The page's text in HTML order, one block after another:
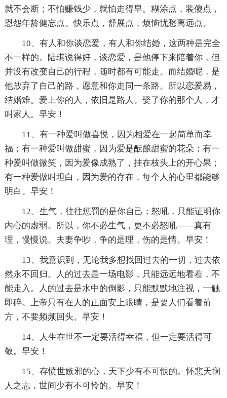
就不会断；不怕赚钱少，就怕走得早。糊涂点，装傻点，
恩怨年龄健忘点。快乐点，舒展点，烦恼忧愁离远点。
10、有人和你谈恋爱，有人和你结婚，这两种是完全
不一样的。陆琪说得好，谈恋爱，是他停下来陪着你，但
并没有改变自己的行程，随时都有可能走。而结婚呢，是
他放弃了自己的路，愿意和你走同一条路。所以恋爱易，
结婚难。爱上你的人，依旧是路人。娶了你的那个人，才
叫家人。早安！
11、有一种爱叫做喜悦，因为相爱在一起简单而幸
福；有一种爱叫做甜蜜，因为爱是酝酿甜蜜的花朵；有一
种爱叫做微笑，因为爱像成熟了，挂在枝头上的开心果；
有一种爱做叫坦白，因为爱的存在，每个人的心里都能够
明白。早安！
12、生气，往往惩罚的是你自己；怒吼，只能证明你
内心的虚弱。所以，你不必生气，更不必怒吼——真有
理，慢慢说。夫妻争吵，争的是理，伤的是情。早安！
13、我意识到，无论我多想找回过去的一切，过去依
然永不回归。人的过去是一场电影，只能远远地看着，不
能走入。人的过去是水中的倒影，只能默默地注视，一触
即碎。上帝只有在人的正面安上眼睛，是要人们看着前
方，不要频频回头。早安！
14、人生在世不一定要活得幸福，但一定要活得可
敬。早安！
15、存愤世嫉邪的心，天下少有不可恨的。怀悲天悯
人之志，世间少有不可怜的。早安！